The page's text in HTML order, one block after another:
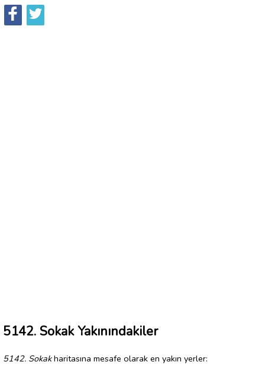
5142. Sokak Yakınındakiler
5142. Sokakharitasına mesafe olarak en yakın yerler: